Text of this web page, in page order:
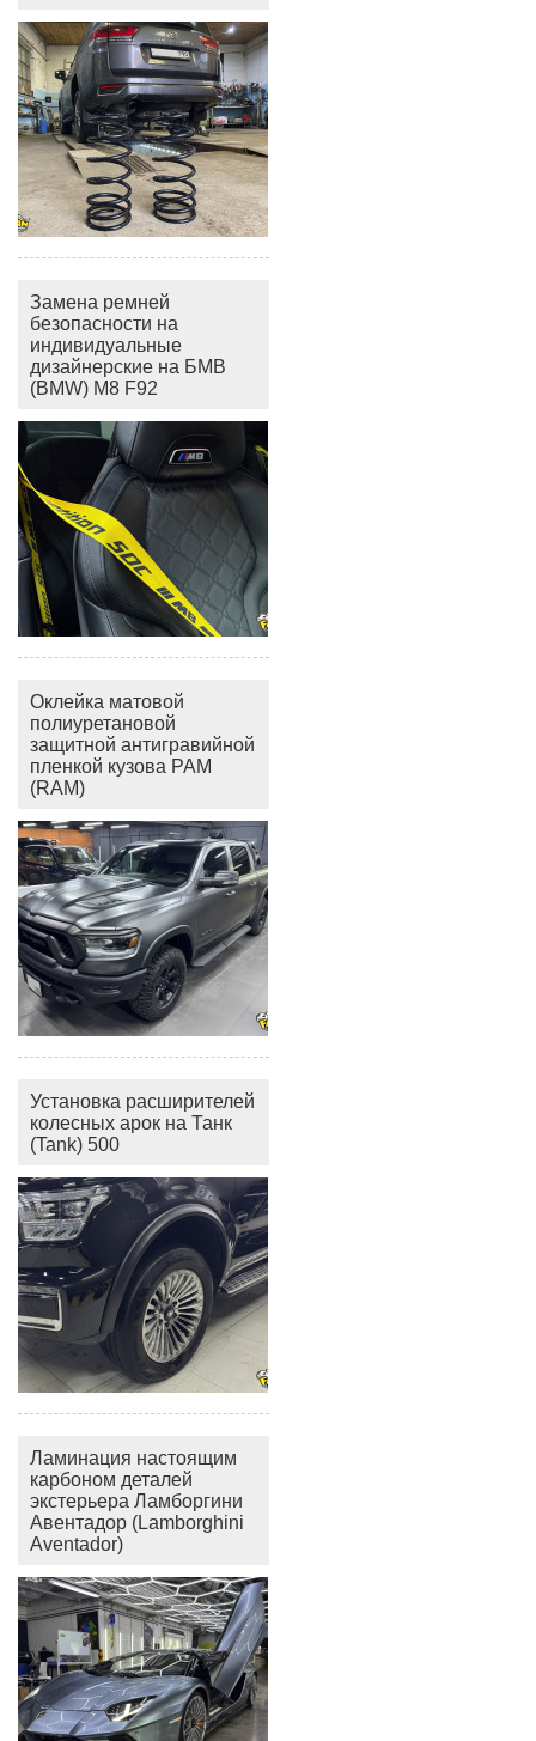
Замена ремней
безопасности на
индивидуальные
дизайнерские на БМВ
(BMW) M8 F92
Оклейка матовой
полиуретановой
защитной антигравийной
пленкой кузова РАМ
(RAM)
Установка расширителей
колесных арок на Танк
(Tank) 500
Ламинация настоящим
карбоном деталей
экстерьера Ламборгини
Авентадор (Lamborghini
Aventador)